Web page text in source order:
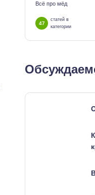
Всё про мёд
47
статей в
категории